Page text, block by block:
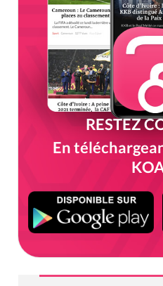
RESTEZ
En